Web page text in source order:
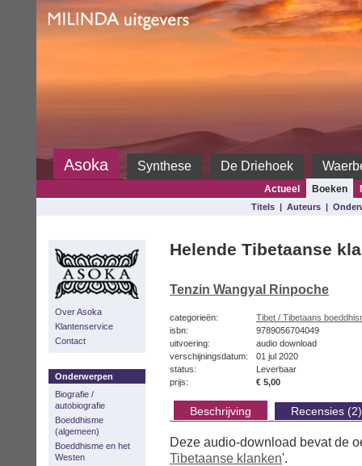
Asoka Synthese De Driehoek
Actueel Boeken
Titels | Auteurs |
Over Asoka
Klantenservice
Contact
Onderwerpen
Biografie /
autobiografie
Boeddhisme
(algemeen)
Boeddhisme en het
Westen
Helende Tibetaanse
Tenzin Wangyal Rinpoche
categorieën:
Tibet / Tibetaans
isbn:
9789056704049
uitvoering:
audio download
verschijningsdatum:
01 jul 2020
status:
Leverbaar
prijs:
€ 5,00
Beschrijving Recensies (2)
Deze audio-download bevat de
Tibetaanse klanken'.